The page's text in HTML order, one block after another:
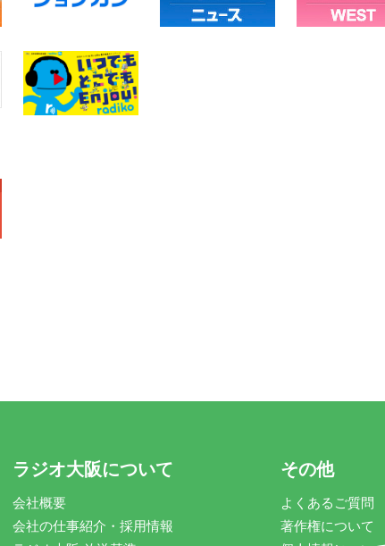
ラジオ大阪について
会社概要
会社の仕事紹介・採用情報
その他
よくあるご質問
著作権について